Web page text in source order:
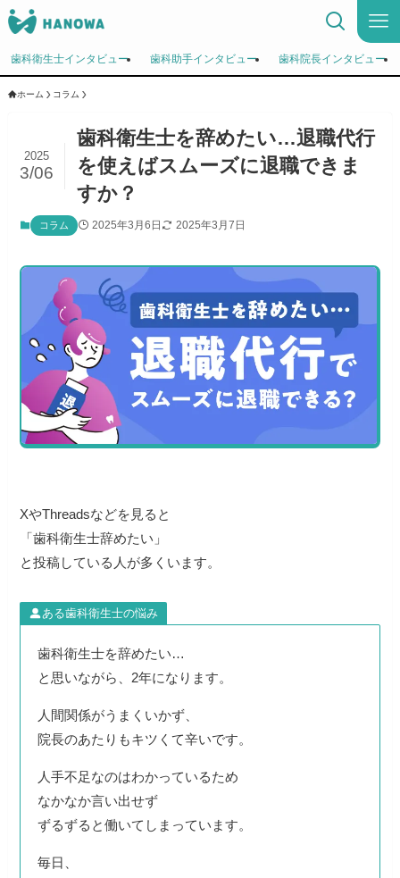
歯科衛生士インタビュー 歯科助手インタビュー 歯科院長インタビュー
ホーム コラム
歯科衛生士を辞めたい…退職代行
を使えばスムーズに退職できま
すか？
2025
3/06
コラム 2025年3月6日 2025年3月7日
XやThreadsなどを見ると
「歯科衛生士辞めたい」
と投稿している人が多くいます。
ある歯科衛生士の悩み
歯科衛生士を辞めたい…
と思いながら、2年になります。
人間関係がうまくいかず、
院長のあたりもキツくて辛いです。
人手不足なのはわかっているため
なかなか言い出せず
ずるずると働いてしまっています。
毎日、